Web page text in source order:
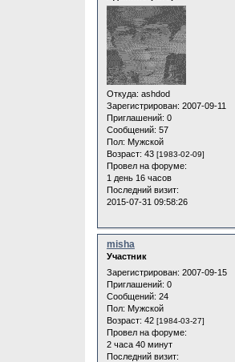
Откуда: ashdod
Зарегистрирован: 2007-09-11
Приглашений: 0
Сообщений: 57
Пол: Мужской
Возраст: 43 [1983-02-09]
Провел на форуме:
1 день 16 часов
Последний визит:
2015-07-31 09:58:26
misha
Участник
Зарегистрирован: 2007-09-15
Приглашений: 0
Сообщений: 24
Пол: Мужской
Возраст: 42 [1984-03-27]
Провел на форуме:
2 часа 40 минут
Последний визит: